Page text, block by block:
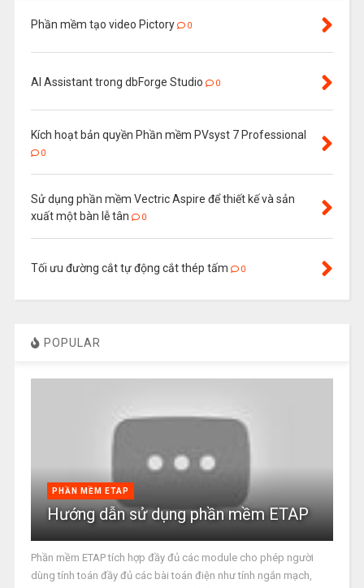
Phần mềm tạo video Pictory 0
AI Assistant trong dbForge Studio 0
Kích hoạt bản quyền Phần mềm PVsyst 7 Professional
0
Sử dụng phần mềm Vectric Aspire để thiết kế và sản
xuất một bàn lễ tân
0
Tối ưu đường cắt tự động cắt thép tấm 0
POPULAR
PHẦN MỀM ETAP
Hướng dẫn sử dụng phần mềm ETAP
Phần mềm ETAP tích hợp đầy đủ các module cho phép người
dùng tính toán đầy đủ các bài toán điện như tính ngắn mạch,